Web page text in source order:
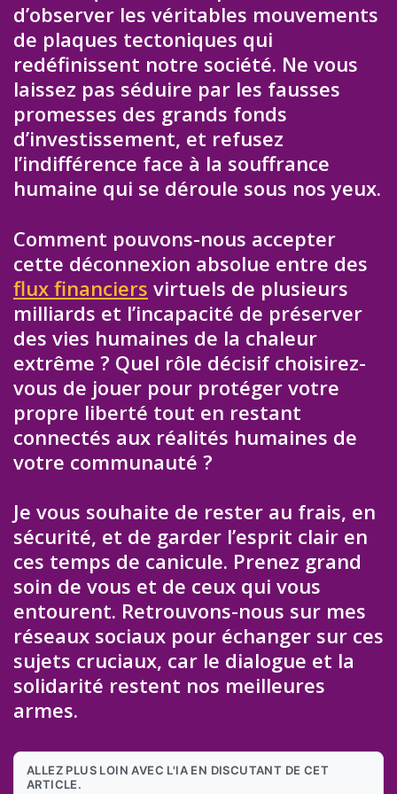
d’observer les véritables mouvements
de plaques tectoniques qui
redéfinissent notre société. Ne vous
laissez pas séduire par les fausses
promesses des grands fonds
d’investissement, et refusez
l’indifférence face à la souffrance
humaine qui se déroule sous nos yeux.
Comment pouvons-nous accepter
cette déconnexion absolue entre des
flux financiers virtuels de plusieurs
milliards et l’incapacité de préserver
des vies humaines de la chaleur
extrême ? Quel rôle décisif choisirez-
vous de jouer pour protéger votre
propre liberté tout en restant
connectés aux réalités humaines de
votre communauté ?
Je vous souhaite de rester au frais, en
sécurité, et de garder l’esprit clair en
ces temps de canicule. Prenez grand
soin de vous et de ceux qui vous
entourent. Retrouvons-nous sur mes
réseaux sociaux pour échanger sur ces
sujets cruciaux, car le dialogue et la
solidarité restent nos meilleures
armes.
ALLEZ PLUS LOIN AVEC L'IA EN DISCUTANT DE CET
ARTICLE.